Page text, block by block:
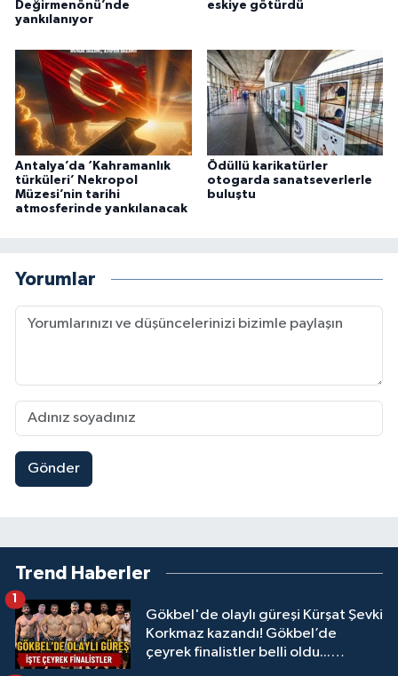
Değirmenönü’nde
yankılanıyor
eskiye götürdü
Antalya’da ‘Kahramanlık
türküleri’ Nekropol
Müzesi’nin tarihi
atmosferinde yankılanacak
Ödüllü karikatürler
otogarda sanatseverlerle
buluştu
Yorumlar
Gönder
Trend Haberler
Gökbel'de olaylı güreşi Kürşat Şevki
Korkmaz kazandı! Gökbel’de
çeyrek finalistler belli oldu...
1